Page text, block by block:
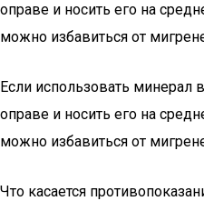
оправе и носить его на
можно избавиться от
Если использовать минерал
оправе и носить его на
можно избавиться от
Что касается